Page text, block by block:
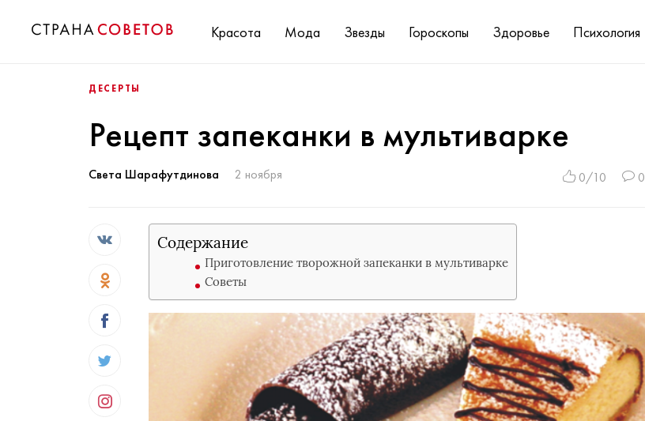
Красота Мода Звезды Гороскопы Здоровье Психология
ДЕСЕРТЫ
Рецепт запеканки в мультиварке
Света Шарафутдинова 2 ноября 0/10 0
Содержание
Приготовление творожной запеканки в мультиварке
Советы